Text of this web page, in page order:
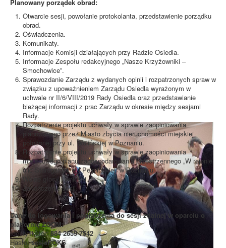
Planowany porządek obrad:
Otwarcie sesji, powołanie protokolanta, przedstawienie porządku
obrad.
Oświadczenia.
Komunikaty.
Informacje Komisji działających przy Radzie Osiedla.
Informacje Zespołu redakcyjnego „Nasze Krzyżowniki –
Smochowice”.
Sprawozdanie Zarządu z wydanych opinii i rozpatrzonych spraw w
związku z upoważnieniem Zarządu Osiedla wyrażonym w
uchwale nr II/6/VIII/2019 Rady Osiedla oraz przedstawianie
bieżącej informacji z prac Zarządu w okresie między sesjami
Rady.
Rozpatrzenie projektu uchwały w sprawie zaopiniowania
planowanego przez Miasto zbycia nieruchomości miejskiej
położonej przy ul. Wolińskiej w Poznaniu.
Rozpatrzenie projektu uchwały w sprawie zaopiniowania
miejscowego planu zagospodarowania przestrzennego „W rejonie
ulic Starogardzkiej i Pelplińskiej” w Poznaniu
Wolne głosy i wnioski.
Zakończenie sesji.
Dane do logowania i podłączenia do sesji zdalnej w oparciu o
platformę ZOOM:
Identyfikator:884 2659 7542
Hasło:sesjaROKS